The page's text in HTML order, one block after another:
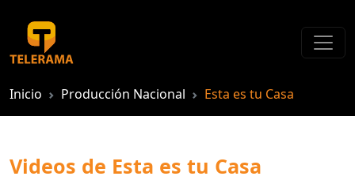
Inicio Producción Nacional Esta es tu Casa
Videos de Esta es tu Casa